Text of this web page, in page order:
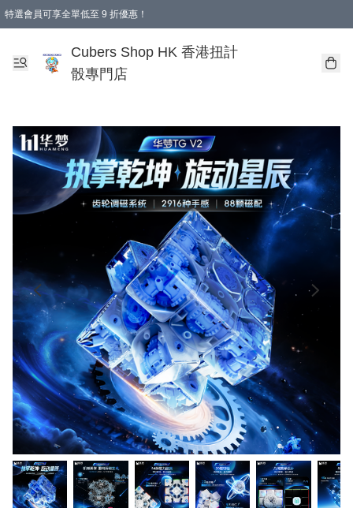
特選會員可享全單低至 9 折優惠！
購物滿 HKD 250.00 即減 HKD 28.00 運費！（適用於 本地送貨、本地取貨 )
Cubers Shop HK 香港扭計
骰專門店